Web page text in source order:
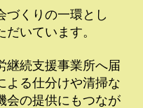
づくりの一環とし
いています。
継続支援事業所へ届
よる仕分けや清掃な
会の提供にもつなが